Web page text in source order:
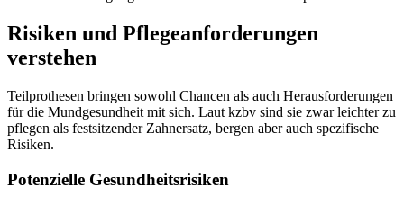
Risiken und Pflegeanforderungen
verstehen
Teilprothesen bringen sowohl Chancen als auch Herausforderungen
für die Mundgesundheit mit sich. Laut kzbv sind sie zwar leichter zu
pflegen als festsitzender Zahnersatz, bergen aber auch spezifische
Risiken.
Potenzielle Gesundheitsrisiken